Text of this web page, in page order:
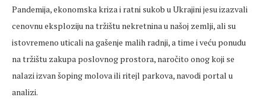
Pandemija, ekonomska kriza i ratni sukob u Ukrajini jesu izazvali
cenovnu eksploziju na tržištu nekretnina u našoj zemlji, ali su
istovremeno uticali na gašenje malih radnji, a time i veću ponudu
na tržištu zakupa poslovnog prostora, naročito onog koji se
nalazi izvan šoping molova ili ritejl parkova, navodi portal u
analizi.